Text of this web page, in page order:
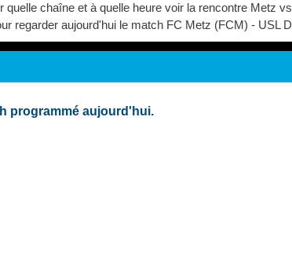
quelle chaîne et à quelle heure voir la rencontre Metz
regarder aujourd'hui le match FC Metz (FCM) - USL
programmé aujourd'hui.